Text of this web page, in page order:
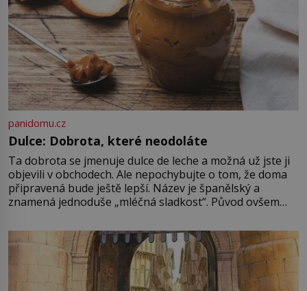
panidomu.cz
Dulce: Dobrota, které neodoláte
Ta dobrota se jmenuje dulce de leche a možná už jste ji
objevili v obchodech. Ale nepochybujte o tom, že doma
připravená bude ještě lepší. Název je španělský a
znamená jednoduše „mléčná sladkost“. Původ ovšem
pře hned několik latinskoamerických zemí a k tomu
Francie, kde se traduje,